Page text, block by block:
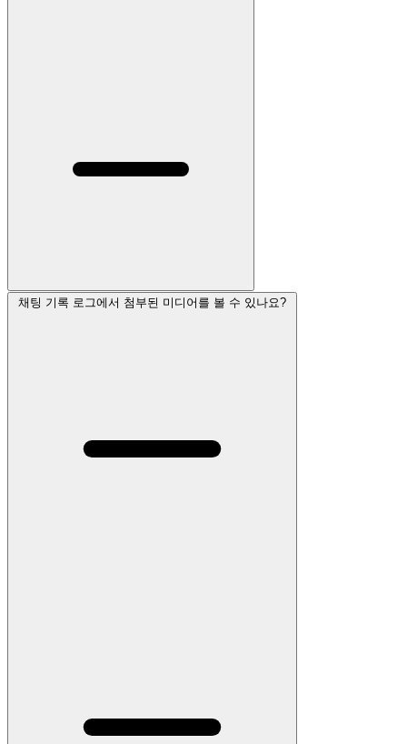
채팅 기록 로그에서 첨부된 미디어를 볼 수 있나요?